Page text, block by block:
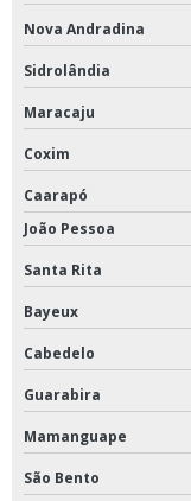
Nova Andradina
Sidrolândia
Maracaju
Coxim
Caarapó
João Pessoa
Santa Rita
Bayeux
Cabedelo
Guarabira
Mamanguape
São Bento